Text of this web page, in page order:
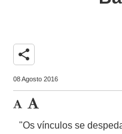
share
08 Agosto 2016
"Os vínculos se